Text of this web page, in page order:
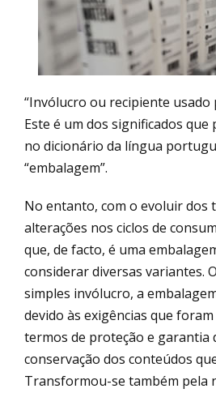
“Invólucro ou recipiente
Este é um dos significados
no dicionário da língua
“embalagem”.
No entanto, com o evoluir dos
alterações nos ciclos de
que, de facto, é uma
considerar diversas variantes.
simples invólucro, a
devido às exigências que
termos de proteção e garantia
conservação dos conteúdos
Transformou-se também pela